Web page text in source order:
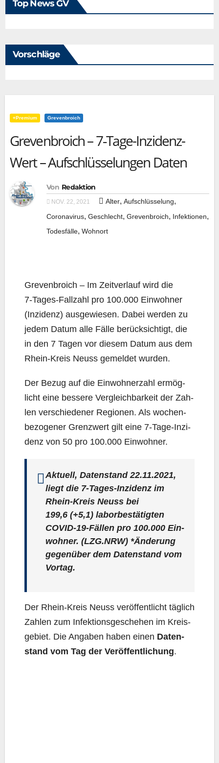
Top News GV
Vorschläge
+Premium Grevenbroich
Grevenbroich – 7‑Tage-Inzidenz-
Wert – Aufschlüsselungen Daten
Von Redaktion
NOV. 22, 2021 Alter, Aufschlüsselung,
Coronavirus, Geschlecht, Grevenbroich, Infektionen,
Todesfälle, Wohnort
Gre­ven­broich – Im Zeit­ver­lauf wird die
7‑Ta­ges-Fall­zahl pro 100.000 Ein­woh­ner
(Inzi­denz) aus­ge­wie­sen. Dabei wer­den zu
jedem Datum alle Fäl­le berück­sich­tigt, die
in den 7 Tagen vor die­sem Datum aus dem
Rhein-Kreis Neuss gemel­det wurden.
Der Bezug auf die Ein­woh­ner­zahl ermög­
licht eine bes­se­re Ver­gleich­bar­keit der Zah­
len ver­schie­de­ner Regio­nen. Als wochen­
be­zo­ge­ner Grenz­wert gilt eine 7‑Ta­ge-Inzi­
denz von 50 pro 100.000 Einwohner.
Aktu­ell, Daten­stand 22.11.2021,
liegt die 7‑Ta­ges-Inzi­denz im
Rhein-Kreis Neuss bei
199,6 (+5,1) labor­be­stä­tig­ten
COVID-19-Fäl­len pro 100.000 Ein­
woh­ner. (LZG.NRW) *Ände­rung
gegen­über dem Daten­stand vom
Vortag.
Der Rhein-Kreis Neuss ver­öf­fent­licht täg­lich
Zah­len zum Infek­ti­ons­ge­sche­hen im Kreis­
ge­biet. Die Anga­ben haben einen Daten­
stand vom Tag der Ver­öf­fent­li­chung.